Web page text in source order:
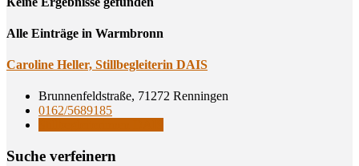
Alle Einträge in Warmbronn
Caro­li­ne Hel­ler, Still­be­glei­te­rin DAIS
Brunnenfeldstraße, 71272 Renningen
0162/5689185
Suche ver­fei­nern